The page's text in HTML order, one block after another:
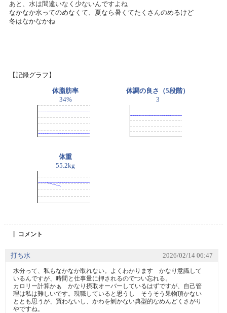
あと、水は間違いなく少ないんですよね
なかなか水ってのめなくて、夏なら暑くてたくさんのめるけど
冬はなかなかね
【記録グラフ】
体脂肪率
34%
体調の良さ（5段階）
3
体重
55.2kg
コメント
打ち水 2026/02/14 06:47
水分って、私もなかなか取れない。よくわかります　かなり意識して
いるんですが、時間と仕事量に押されるのでつい忘れる。
カロリー計算かぁ　かなり摂取オーバーしているはずですが、自己管
理は私は難しいです。現職していると思うし　そうそう果物頂かない
ととも思うが、買わないし、かわを剝かない典型的なめんどくさがり
やですね。